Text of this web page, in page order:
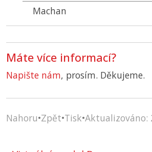
Machan
Máte více informací?
Napište nám, prosím. Děkujeme.
Nahoru•Zpět•Tisk•Aktualizováno: